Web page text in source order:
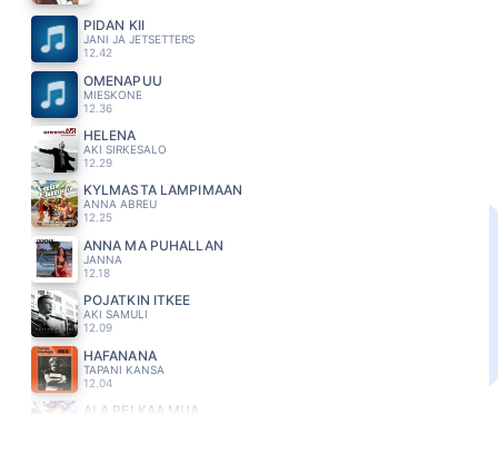
PIDÄN KII
JANI JA JETSETTERS
12.42
OMENAPUU
MIESKONE
12.36
HELENA
AKI SIRKESALO
12.29
KYLMÄSTÄ LÄMPIMÄÄN
ANNA ABREU
12.25
ANNA MA PUHALLAN
JANNA
12.18
POJATKIN ITKEE
AKI SAMULI
12.09
HAFANANA
TAPANI KANSA
12.04
ÄLÄ PELKÄÄ MUA